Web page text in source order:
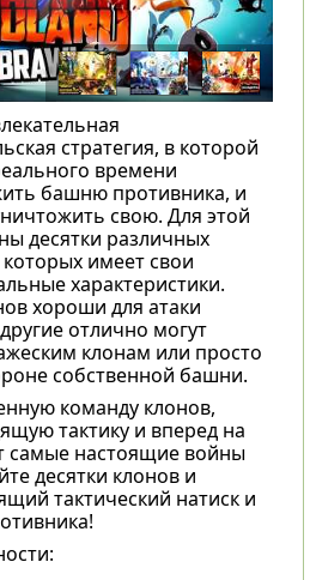
стратегия, в которой
времени
башню противника, и
свою. Для этой
десятки различных
имеет свои
характеристики.
хороши для атаки
отлично могут
клонам или просто
собственной башни.
команду клонов,
тактику и вперед на
самые настоящие войны
десятки клонов и
тактический натиск и